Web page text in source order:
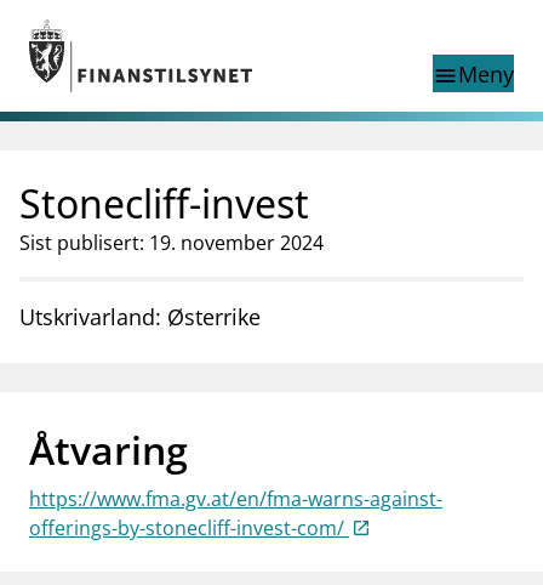
Gå til hovedinnhold
Gå til søkesiden
menuMeny
nettstedet
English
English
English home page
Tilsyn
Finanstilsynets registre
businessOm Finanstilsynet
mail_outlineKontakt oss
Stonecliff-invest
Sist publisert: 19. november 2024
Utskrivarland: Østerrike
Åtvaring
https://www.fma.gv.at/en/fma-warns-against-
offerings-by-stonecliff-invest-com/